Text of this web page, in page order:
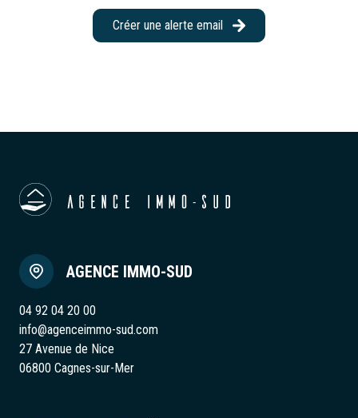
Créer une alerte email
AGENCE IMMO-SUD
04 92 04 20 00
info@agenceimmo-sud.com
27 Avenue de Nice
06800 Cagnes-sur-Mer